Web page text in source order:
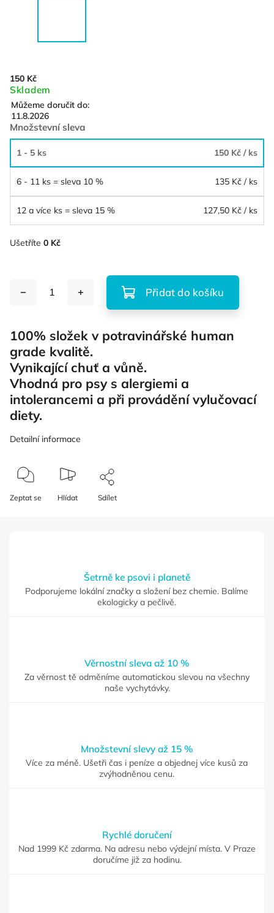
150 Kč
Skladem
Můžeme doručit do:
11.8.2026
Množstevní sleva
1 - 5 ks 150 Kč / ks
6 - 11 ks = sleva 10 % 135 Kč / ks
12 a více ks = sleva 15 % 127,50 Kč / ks
Ušetříte 0 Kč
Přidat do košíku
100% složek v potravinářské human
grade kvalitě.
Vynikající chuť a vůně.
Vhodná pro psy s alergiemi a
intolerancemi a při provádění vylučovací
diety.
Detailní informace
Zeptat se Hlídat Sdílet
Šetrně ke psovi i planetě
Podporujeme lokální značky a složení bez chemie. Balíme
ekologicky a pečlivě.
Věrnostní sleva až 10 %
Za věrnost tě odměníme automatickou slevou na všechny
naše vychytávky.
Množstevní slevy až 15 %
Více za méně. Ušetři čas i peníze a objednej více kusů za
zvýhodněnou cenu.
Rychlé doručení
Nad 1999 Kč zdarma. Na adresu nebo výdejní místa. V Praze
doručíme již za hodinu.